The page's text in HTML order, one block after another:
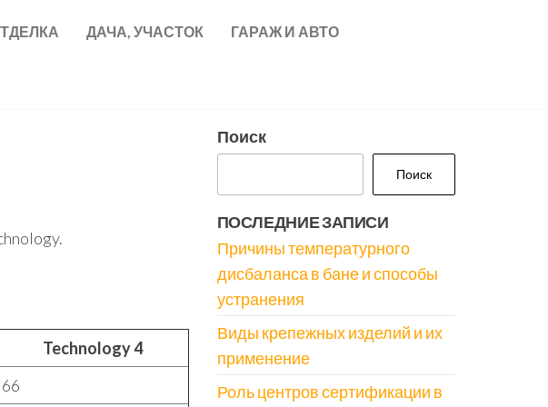
ДАЧА, УЧАСТОК ГАРАЖ И АВТО
Technology 4
66
Поиск
Поиск
ПОСЛЕДНИЕ ЗАПИСИ
Причины температурного
дисбаланса в бане и способы
устранения
Виды крепежных изделий и их
применение
Роль центров сертификации в